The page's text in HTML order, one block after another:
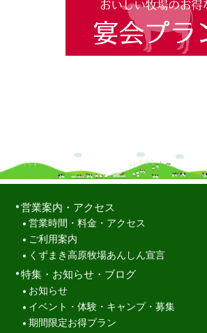
営業案内・アクセス
営業時間・料金・アクセス
ご利用案内
くずまき高原牧場あんしん宣言
特集・お知らせ・ブログ
お知らせ
イベント・体験・キャンプ・募集
期間限定お得プラン